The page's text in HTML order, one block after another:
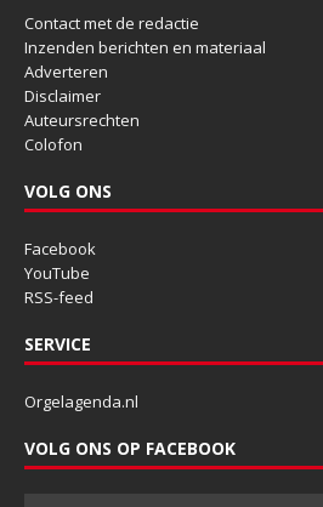
Contact met de redactie
Inzenden berichten en materiaal
Adverteren
Disclaimer
Auteursrechten
Colofon
VOLG ONS
Facebook
YouTube
RSS-feed
SERVICE
Orgelagenda.nl
VOLG ONS OP FACEBOOK